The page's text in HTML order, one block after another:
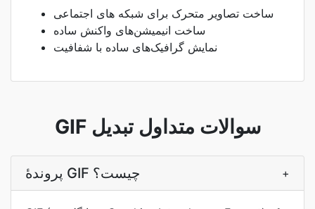
ساخت تصاویر متحرک برای شبکه های اجتماعی
ساخت انیمیشن‌های واکنش ساده
نمایش گرافیک‌های ساده با شفافیت
GIF سوالات متداول تبدیل
پروندۀ GIF چیست؟ +